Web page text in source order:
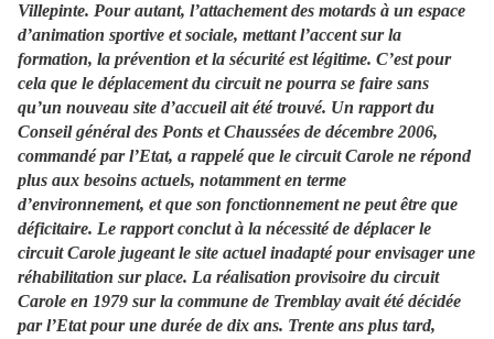
Villepinte. Pour autant, l’attachement des motards à un espace
d’animation sportive et sociale, mettant l’accent sur la
formation, la prévention et la sécurité est légitime. C’est pour
cela que le déplacement du circuit ne pourra se faire sans
qu’un nouveau site d’accueil ait été trouvé. Un rapport du
Conseil général des Ponts et Chaussées de décembre 2006,
commandé par l’Etat, a rappelé que le circuit Carole ne répond
plus aux besoins actuels, notamment en terme
d’environnement, et que son fonctionnement ne peut être que
déficitaire. Le rapport conclut à la nécessité de déplacer le
circuit Carole jugeant le site actuel inadapté pour envisager une
réhabilitation sur place. La réalisation provisoire du circuit
Carole en 1979 sur la commune de Tremblay avait été décidée
par l’Etat pour une durée de dix ans. Trente ans plus tard,